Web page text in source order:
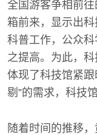
全国游客争相前
箱前来，显示出
科普工作，公众
之提高。为此，
体现了科技馆紧
剔”的需求，科技
随着时间的推移